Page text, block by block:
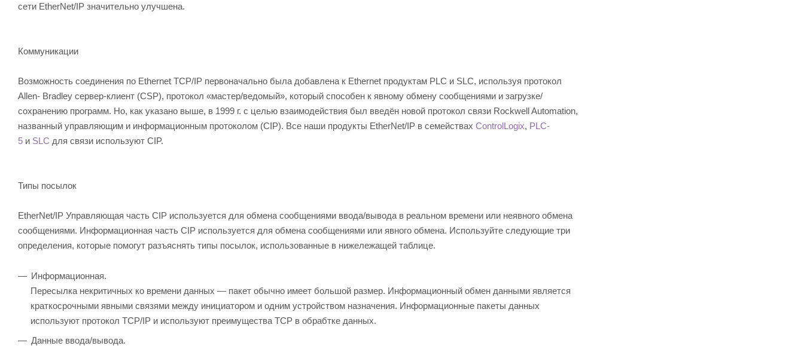
сети EtherNet/IP значительно улучшена.
Коммуникации
Возможность соединения по Ethernet TCP/IP первоначально была добавлена к Ethernet продуктам PLC и SLC, используя протокол
Allen- Bradley сервер-клиент (CSP), протокол «мастер/ведомый», который способен к явному обмену сообщениями и загрузке/
сохранению программ. Но, как указано выше, в 1999 г. с целью взаимодействия был введён новой протокол связи Rockwell Automation,
названный управляющим и информационным протоколом (CIP). Все наши продукты EtherNet/IP в семействах ControlLogix, PLC-
5 и SLC для связи используют CIP.
Типы посылок
EtherNet/IP Управляющая часть CIP используется для обмена сообщениями ввода/вывода в реальном времени или неявного обмена
сообщениями. Информационная часть CIP используется для обмена сообщениями или явного обмена. Используйте следующие три
определения, которые помогут разъяснять типы посылок, использованные в нижележащей таблице.
Информационная.
Пересылка некритичных ко времени данных — пакет обычно имеет большой размер. Информационный обмен данными является
краткосрочными явными связями между инициатором и одним устройством назначения. Информационные пакеты данных
используют протокол TCP/IP и используют преимущества TCP в обрабтке данных.
Данные ввода/вывода.